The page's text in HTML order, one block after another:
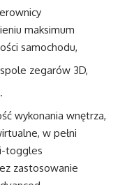
maksimum
samochodu,
zegarów 3D,
wykonania wnętrza,
w pełni
toggles
zastosowanie